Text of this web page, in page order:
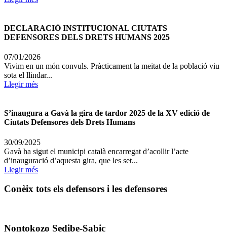
DECLARACIÓ INSTITUCIONAL CIUTATS
DEFENSORES DELS DRETS HUMANS 2025
07/01/2026
Vivim en un món convuls. Pràcticament la meitat de la població viu
sota el llindar...
Llegir més
S’inaugura a Gavà la gira de tardor 2025 de la XV edició de
Ciutats Defensores dels Drets Humans
30/09/2025
Gavà ha sigut el municipi català encarregat d’acollir l’acte
d’inauguració d’aquesta gira, que les set...
Llegir més
Conèix tots els defensors i les defensores
Nontokozo Sedibe-Sabic